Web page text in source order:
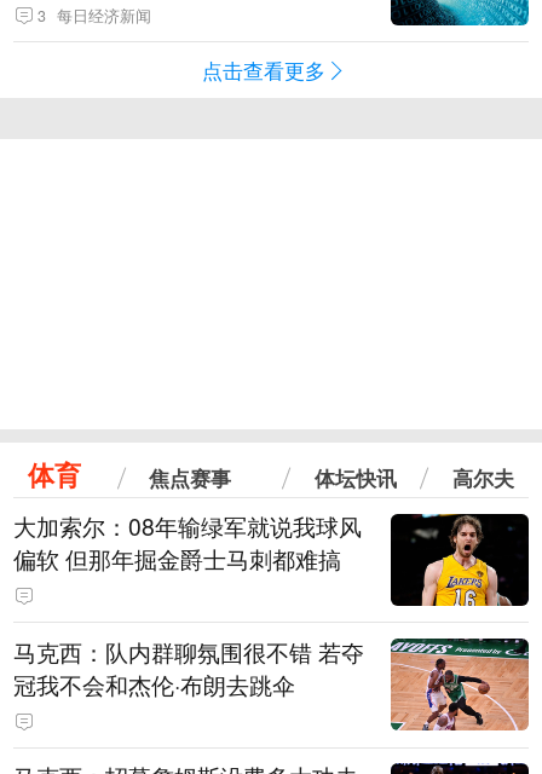
3 每日经济新闻
点击查看更多
体育 焦点赛事 体坛快讯 高尔夫
大加索尔：08年输绿军就说我球风
偏软 但那年掘金爵士马刺都难搞
马克西：队内群聊氛围很不错 若夺
冠我不会和杰伦·布朗去跳伞